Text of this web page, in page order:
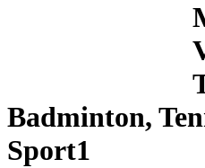
Badminton,
Sport1